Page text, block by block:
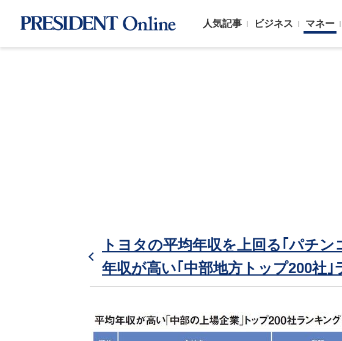
人気記事 ビジネス マネー
トヨタの平均年収を上回る｢パチ
年収が高い｢中部地方トップ200社｣